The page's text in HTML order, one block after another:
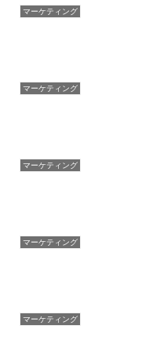
マーケティング
マーケティング
マーケティング
マーケティング
マーケティング